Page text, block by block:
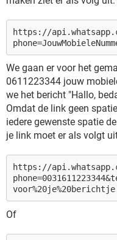
https://
We gaan er voor het
0611223344 jouw
we het bericht "Hallo,
Omdat de link geen
iedere gewenste spatie
je link moet er als volgt
https://
Of